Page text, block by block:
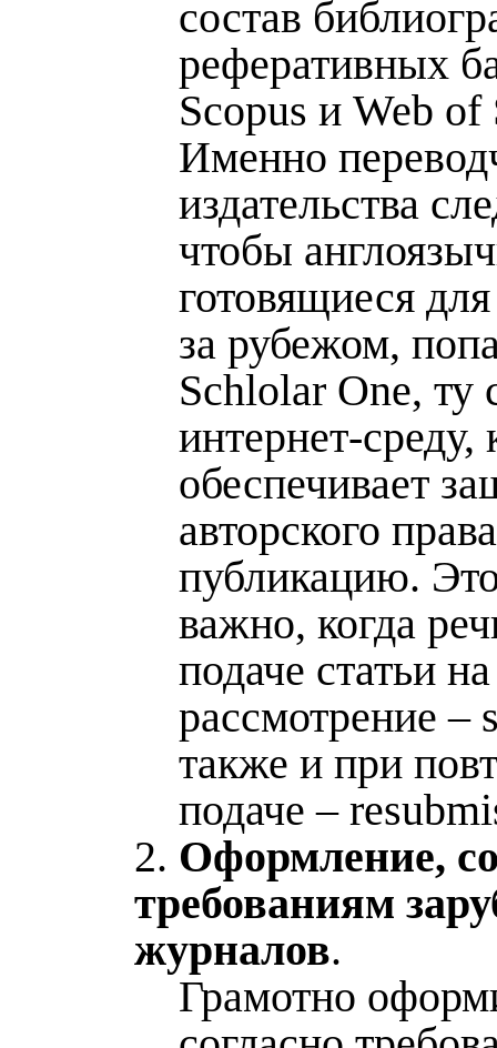
состав
реферативных
Scopus и Web of
Именно
издательства
чтобы
готовящиеся
за рубежом,
Schlolar One, ту
интернет-среду,
обеспечивает
авторского
публикацию.
важно, когда
подаче статьи на
рассмотрение –
также и при
подаче –
2. Оформление,
требованиям
журналов.
Грамотно